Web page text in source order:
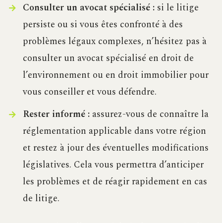
Consulter un avocat spécialisé :si le litige
persiste ou si vous êtes confronté à des
problèmes légaux complexes, n’hésitez pas à
consulter un avocat spécialisé en droit de
l’environnement ou en droit immobilier pour
vous conseiller et vous défendre.
Rester informé :assurez-vous de connaître la
réglementation applicable dans votre région
et restez à jour des éventuelles modifications
législatives. Cela vous permettra d’anticiper
les problèmes et de réagir rapidement en cas
de litige.